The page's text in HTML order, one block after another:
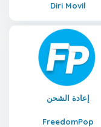
Diri Movil
إعادة الشحن
FreedomPop